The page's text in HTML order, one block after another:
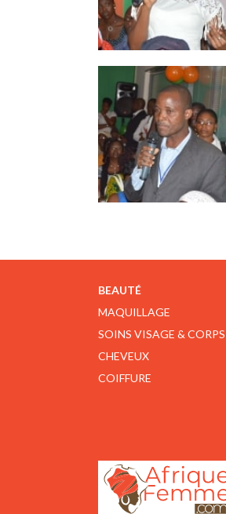
BEAUTÉ
MAQUILLAGE
SOINS VISAGE & CORPS
CHEVEUX
COIFFURE